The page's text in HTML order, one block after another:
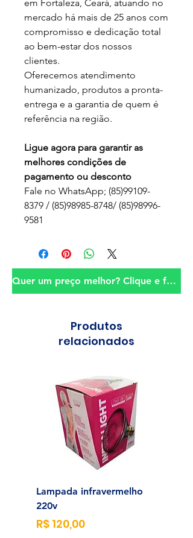
em Fortaleza, Ceará, atuando no
mercado há mais de 25 anos com
compromisso e dedicação total
ao bem-estar dos nossos
clientes.
Oferecemos atendimento
humanizado, produtos a pronta-
entrega e a garantia de quem é
referência na região.
Ligue agora para garantir as
melhores condições de
pagamento ou desconto
Fale no WhatsApp; (85)99109-
8379 / (85)98985-8748/ (85)98996-
9581
Quer um preço melhor? Clique e fale conosco!
Produtos
relacionados
Lampada infravermelho
220v
Preço
R$ 120,00